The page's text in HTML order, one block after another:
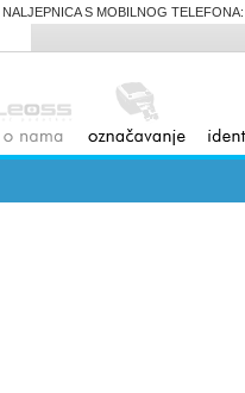
NALJEPNICA S MOBILNOG